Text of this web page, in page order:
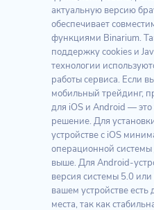
актуальную версию
обеспечивает
функциями Binarium.
поддержку cookies и
технологии
работы сервиса. Если
мобильный трейдинг,
для iOS и Android —
решение. Для
устройстве с iOS
операционной
выше. Для Android-
версия системы 5.0
вашем устройстве есть
места, так как